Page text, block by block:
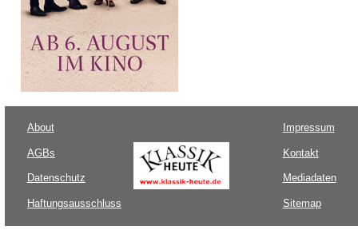
About
AGBs
Datenschutz
Haftungsausschluss
Impressum
Kontakt
Mediadaten
Sitemap